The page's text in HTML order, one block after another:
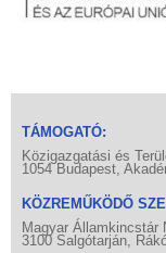
TÁMOGATÓ:
Közigazgatási és
1054 Budapest,
KÖZREMŰKÖDŐ
Magyar Államkincstár
3100 Salgótarján,